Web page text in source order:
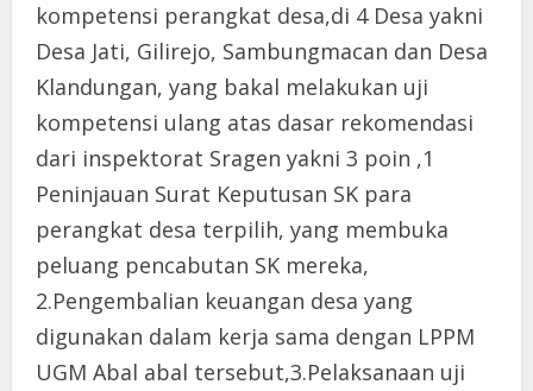
kompetensi perangkat desa,di 4 Desa yakni
Desa Jati, Gilirejo, Sambungmacan dan Desa
Klandungan, yang bakal melakukan uji
kompetensi ulang atas dasar rekomendasi
dari inspektorat Sragen yakni 3 poin ,1
Peninjauan Surat Keputusan SK para
perangkat desa terpilih, yang membuka
peluang pencabutan SK mereka,
2.Pengembalian keuangan desa yang
digunakan dalam kerja sama dengan LPPM
UGM Abal abal tersebut,3.Pelaksanaan uji